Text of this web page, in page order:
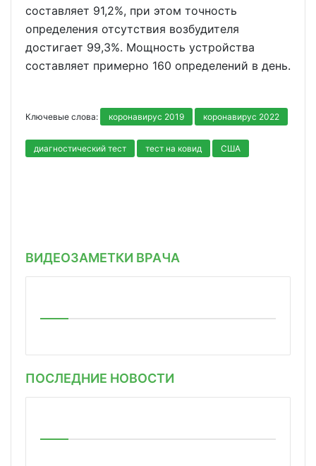
составляет 91,2%, при этом точность
определения отсутствия возбудителя
достигает 99,3%. Мощность устройства
составляет примерно 160 определений в день.
Ключевые слова: коронавирус 2019 коронавирус 2022
диагностический тест тест на ковид США
ВИДЕОЗАМЕТКИ ВРАЧА
ПОСЛЕДНИЕ НОВОСТИ